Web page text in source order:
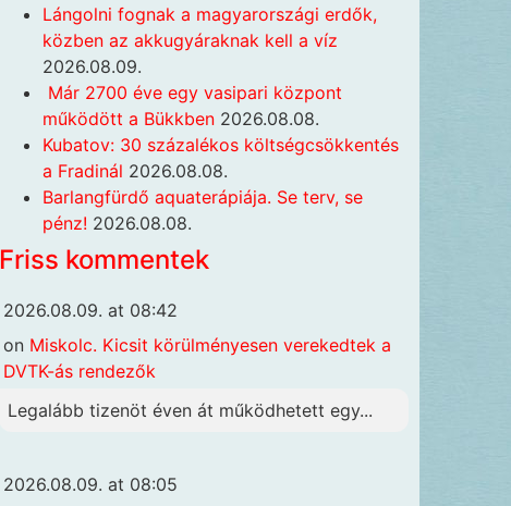
Lángolni fognak a magyarországi erdők,
közben az akkugyáraknak kell a víz
2026.08.09.
Már 2700 éve egy vasipari központ
működött a Bükkben 2026.08.08.
Kubatov: 30 százalékos költségcsökkentés
a Fradinál 2026.08.08.
Barlangfürdő aquaterápiája. Se terv, se
pénz! 2026.08.08.
Friss kommentek
2026.08.09. at 08:42
on Miskolc. Kicsit körülményesen verekedtek a
DVTK-ás rendezők
Legalább tizenöt éven át működhetett egy...
2026.08.09. at 08:05